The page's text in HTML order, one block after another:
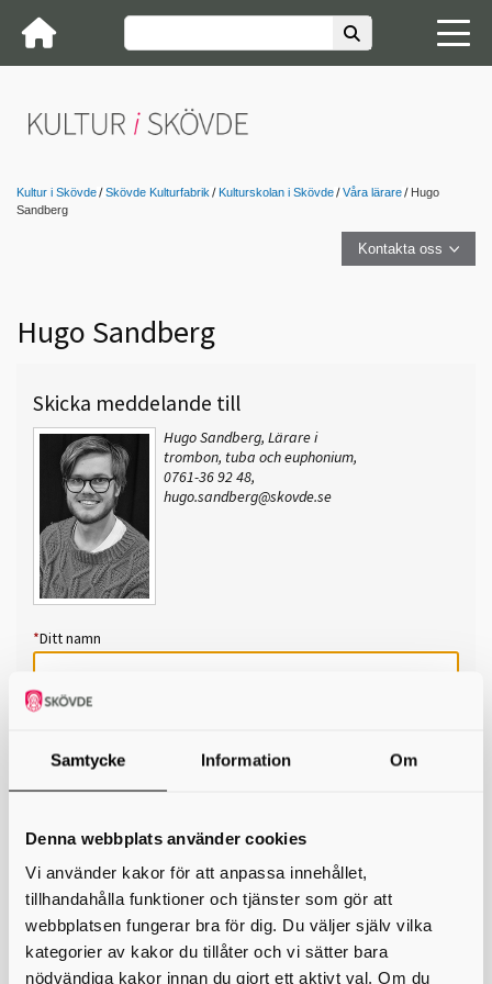
Samtycke Information Om
Denna webbplats använder cookies
Vi använder kakor för att anpassa innehållet,
tillhandahålla funktioner och tjänster som gör att
webbplatsen fungerar bra för dig. Du väljer själv vilka
kategorier av kakor du tillåter och vi sätter bara
nödvändiga kakor innan du gjort ett aktivt val. Om du
Kultur i Skövde Skövde Kulturfabrik Kulturskolan i Skövde Våra lärare
Hugo
Sandberg
Kontakta oss
Hugo Sandberg
Skicka meddelande till
Hugo Sandberg, Lärare i
trombon, tuba och euphonium,
0761-36 92 48,
hugo.sandberg@skovde.se
*Ditt namn
Din e-postadress